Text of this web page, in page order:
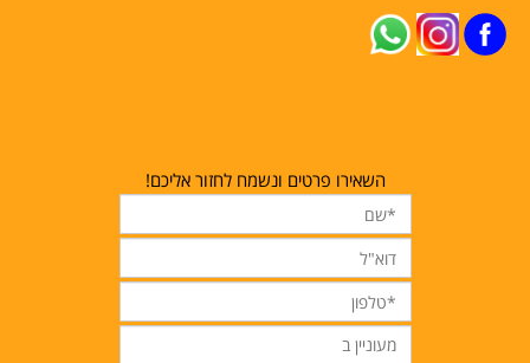
השאירו פרטים ונשמח לחזור אליכם!